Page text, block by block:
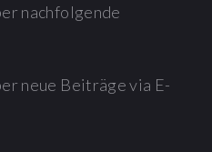
nachfolgende
neue Beiträge via E-